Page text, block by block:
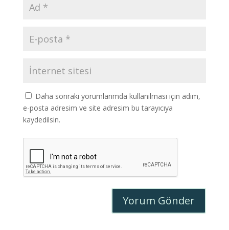
Daha sonraki yorumlarımda kullanılması için adım,
e-posta adresim ve site adresim bu tarayıcıya
kaydedilsin.